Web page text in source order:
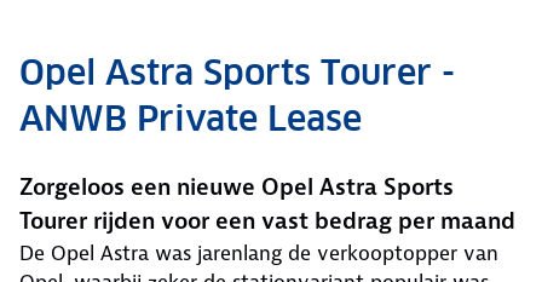
Opel Astra Sports Tourer -
ANWB Private Lease
Zorgeloos een nieuwe Opel Astra Sports
Tourer rijden voor een vast bedrag per maand
De Opel Astra was jarenlang de verkooptopper van